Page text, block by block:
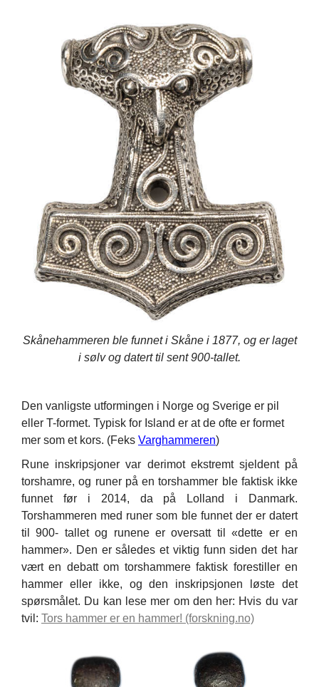
Skånehammeren ble funnet i Skåne i 1877, og er laget
i sølv og datert til sent 900-tallet.
Den vanligste utformingen i Norge og Sverige er pil
eller T-formet. Typisk for Island er at de ofte er formet
mer som et kors. (Feks Varghammeren)
Rune inskripsjoner var derimot ekstremt sjeldent på
torshamre, og runer på en torshammer ble faktisk ikke
funnet før i 2014, da på Lolland i Danmark.
Torshammeren med runer som ble funnet der er datert
til 900- tallet og runene er oversatt til «dette er en
hammer». Den er således et viktig funn siden det har
vært en debatt om torshammere faktisk forestiller en
hammer eller ikke, og den inskripsjonen løste det
spørsmålet. Du kan lese mer om den her: Hvis du var
tvil: Tors hammer er en hammer! (forskning.no)